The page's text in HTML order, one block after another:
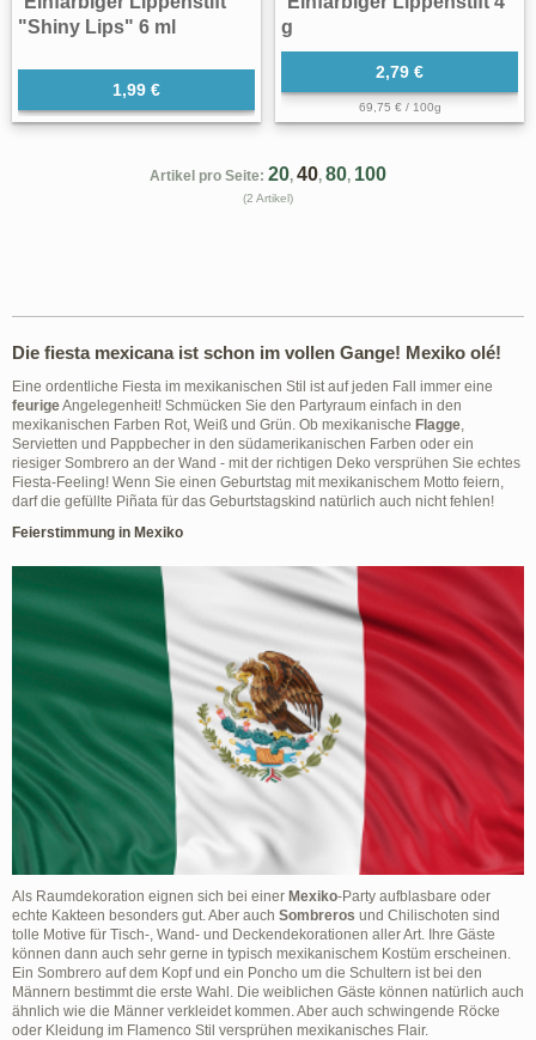
"Shiny Lips" 6 ml
1,99 €
g
2,79 €
69,75 € / 100g
Artikel pro Seite: 20, 40, 80, 100
(2 Artikel)
Die fiesta mexicana ist schon im vollen Gange! Mexiko olé!
Eine ordentliche Fiesta im mexikanischen Stil ist auf jeden Fall immer eine
feurigeAngelegenheit! Schmücken Sie den Partyraum einfach in den
mexikanischen Farben Rot, Weiß und Grün. Ob mexikanische Flagge
Servietten und Pappbecher in den südamerikanischen Farben oder ein
riesiger Sombrero an der Wand - mit der richtigen Deko versprühen Sie echtes
Fiesta-Feeling! Wenn Sie einen Geburtstag mit mexikanischem Motto feiern,
darf die gefüllte Piñata für das Geburtstagskind natürlich auch nicht fehlen!
Feierstimmung in Mexiko
Als Raumdekoration eignen sich bei einer Mexiko-Party aufblasbare oder
echte Kakteen besonders gut. Aber auch Sombreros und Chilischoten sind
tolle Motive für Tisch-, Wand- und Deckendekorationen aller Art. Ihre Gäste
können dann auch sehr gerne in typisch mexikanischem Kostüm erscheinen.
Ein Sombrero auf dem Kopf und ein Poncho um die Schultern ist bei den
Männern bestimmt die erste Wahl. Die weiblichen Gäste können natürlich auch
ähnlich wie die Männer verkleidet kommen. Aber auch schwingende Röcke
oder Kleidung im Flamenco Stil versprühen mexikanisches Flair.